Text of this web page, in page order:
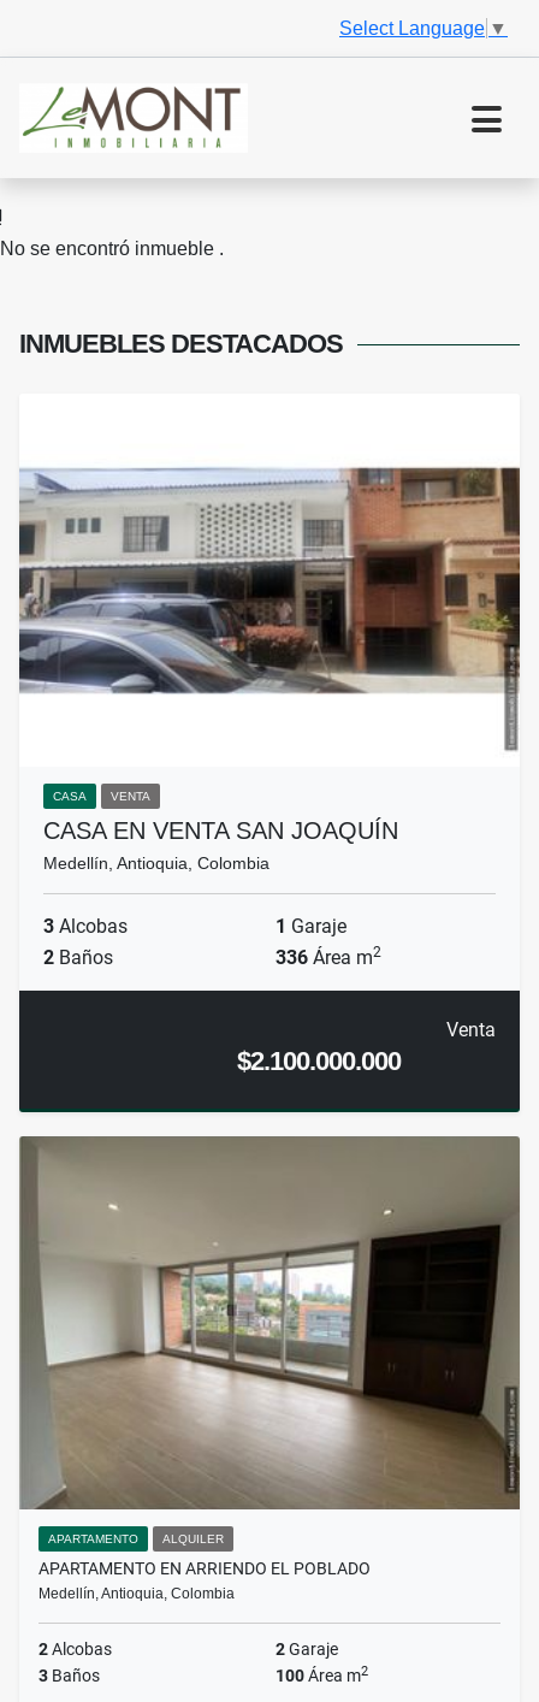
Select Language ▼
No se encontró inmueble .
INMUEBLES DESTACADOS
CASA VENTA
CASA EN VENTA SAN JOAQUÍN
Medellín, Antioquia, Colombia
3 Alcobas 1 Garaje
2 Baños 336 Área m2
Venta
$2.100.000.000
APARTAMENTO ALQUILER
APARTAMENTO EN ARRIENDO EL POBLADO
Medellín, Antioquia, Colombia
2Alcobas 2Garaje
3 Baños 100Área m2